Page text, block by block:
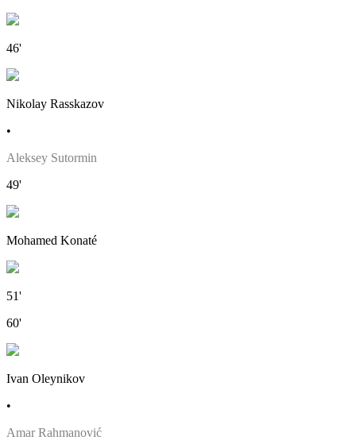
46'
Nikolay Rasskazov
•
Aleksey Sutormin
49'
Mohamed Konaté
51'
60'
Ivan Oleynikov
•
Amar Rahmanović